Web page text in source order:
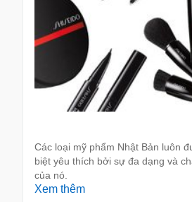
Các loại mỹ phẩm Nhật Bản luôn
biệt yêu thích bởi sự đa dạng và
của nó.
Xem thêm